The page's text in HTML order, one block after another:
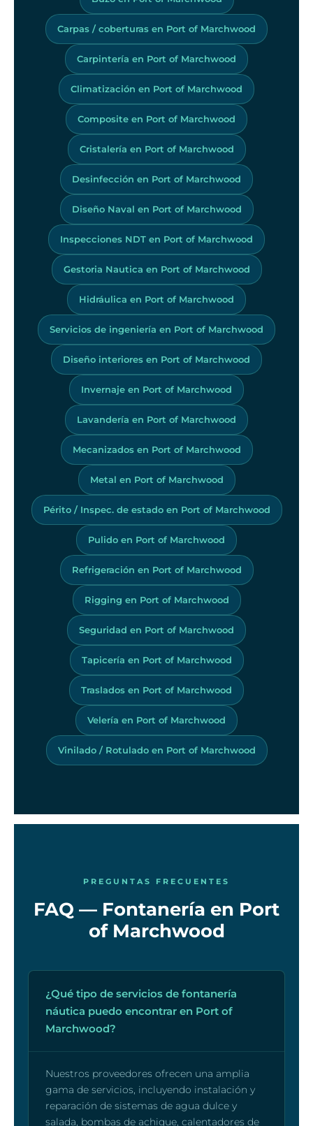
Carpas / coberturas en Port of Marchwood
Carpintería en Port of Marchwood
Climatización en Port of Marchwood
Composite en Port of Marchwood
Cristalería en Port of Marchwood
Desinfección en Port of Marchwood
Diseño Naval en Port of Marchwood
Inspecciones NDT en Port of Marchwood
Gestoria Nautica en Port of Marchwood
Hidráulica en Port of Marchwood
Servicios de ingeniería en Port of Marchwood
Diseño interiores en Port of Marchwood
Invernaje en Port of Marchwood
Lavandería en Port of Marchwood
Mecanizados en Port of Marchwood
Metal en Port of Marchwood
Périto / Inspec. de estado en Port of Marchwood
Pulido en Port of Marchwood
Refrigeración en Port of Marchwood
Rigging en Port of Marchwood
Seguridad en Port of Marchwood
Tapicería en Port of Marchwood
Traslados en Port of Marchwood
Velería en Port of Marchwood
Vinilado / Rotulado en Port of Marchwood
PREGUNTAS FRECUENTES
FAQ — Fontanería en Port
of Marchwood
¿Qué tipo de servicios de fontanería
náutica puedo encontrar en Port of
Marchwood?
Nuestros proveedores ofrecen una amplia
gama de servicios, incluyendo instalación y
reparación de sistemas de agua dulce y
salada, bombas de achique, calentadores de